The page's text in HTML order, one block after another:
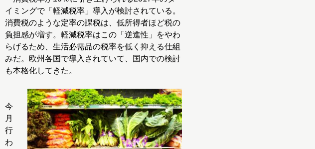
イミングで「軽減税率」導入が検討されている。
消費税のような定率の課税は、低所得者ほど税の
負担感が増す。軽減税率はこの「逆進性」をやわ
らげるため、生活必需品の税率を低く抑える仕組
みだ。欧州各国で導入されていて、国内での検討
も本格化してきた。
今
月
行
わ